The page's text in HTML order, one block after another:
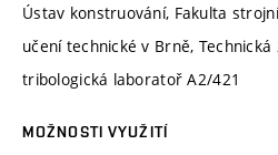
Ústav konstruování, Fakulta
učení technické v Brně,
tribologická laboratoř A2/421
MOŽNOSTI VYUŽITÍ